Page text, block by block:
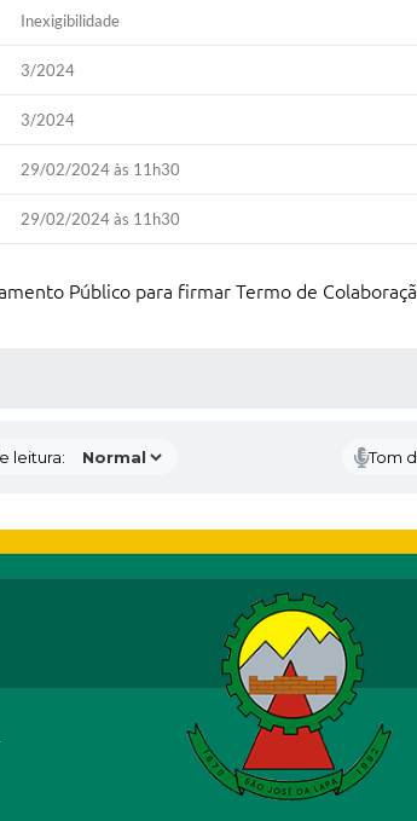
Inexigibilidade
3/2024
3/2024
29/02/2024 às 11h30
29/02/2024 às 11h30
Público para firmar Termo de
leitura: Tom